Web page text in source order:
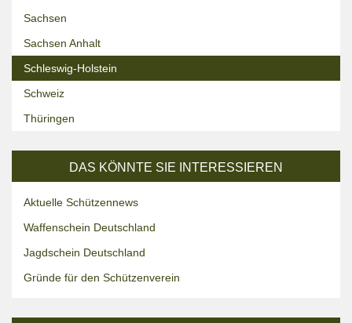
Sachsen
Sachsen Anhalt
Schleswig-Holstein
Schweiz
Thüringen
DAS KÖNNTE SIE INTERESSIEREN
Aktuelle Schützennews
Waffenschein Deutschland
Jagdschein Deutschland
Gründe für den Schützenverein